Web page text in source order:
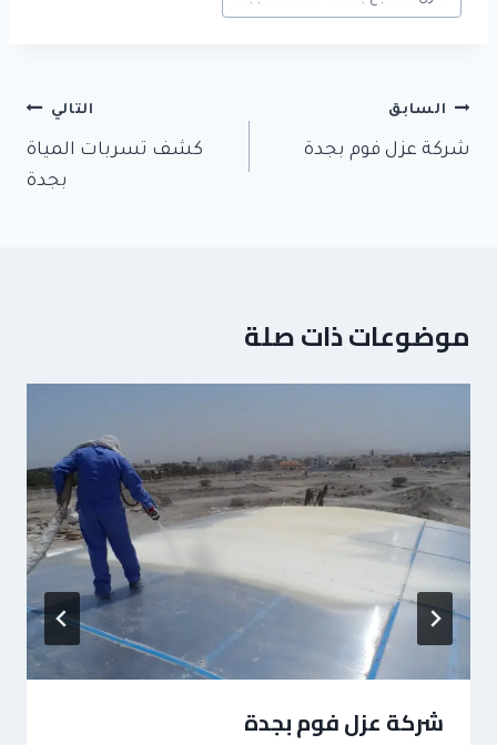
تصفّح
المقالات
السابق
شركة عزل فوم بجدة
التالي
كشف تسربات المياة
بجدة
موضوعات ذات صلة
شركة عزل فوم بجدة